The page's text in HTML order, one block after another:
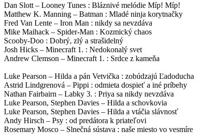
Dan Slott – Looney Tunes : Bláznivé melódie Míp! Míp!
Matthew K. Manning – Batman : Mladé ninja korytnačky
Fred Van Lente – Iron Man : nikdy sa nevzdáva
Mike Maihack – Spider-Man : Kozmický chaos
Scooby-Doo : Dobrý, zlý a strašidelný
Josh Hicks – Minecraft 1. : Nedokonalý svet
Andrew Clemson – Minecraft 1. : Srdce z kameňa
Luke Pearson – Hilda a pán Vetvička : zobúdzajú Ľadoducha
Astrid Lindgrenová – Pippi : odmieta dospieť a iné príbehy
Nathan Fairbairn – Labky 3. : Priya sa nikdy nevzdáva
Luke Pearson, Stephen Davies – Hilda a schovkovia
Luke Pearson, Stephen Davies – Hilda a vtáčia slávnosť
Andy Hirsch – Psy : od predátora k priateľovi
Rosemary Mosco – Slnečná sústava : naše miesto vo vesmíre